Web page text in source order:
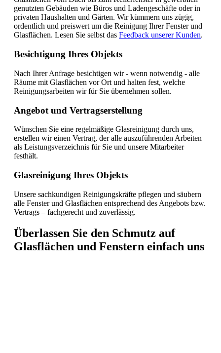
genutzten Gebäuden wie Büros und Ladengeschäfte oder in
privaten Haushalten und Gärten. Wir kümmern uns zügig,
ordentlich und preiswert um die Reinigung Ihrer Fenster und
Glasflächen. Lesen Sie selbst das Feedback unserer Kunden.
Besichtigung Ihres Objekts
Nach Ihrer Anfrage besichtigen wir - wenn notwendig - alle
Räume mit Glasflächen vor Ort und halten fest, welche
Reinigungsarbeiten wir für Sie übernehmen sollen.
Angebot und Vertragserstellung
Wünschen Sie eine regelmäßige Glasreinigung durch uns,
erstellen wir einen Vertrag, der alle auszuführenden Arbeiten
als Leistungsverzeichnis für Sie und unsere Mitarbeiter
festhält.
Glasreinigung Ihres Objekts
Unsere sachkundigen Reinigungskräfte pflegen und säubern
alle Fenster und Glasflächen entsprechend des Angebots bzw.
Vertrags – fachgerecht und zuverlässig.
Überlassen Sie den Schmutz auf
Glasflächen und Fenstern einfach uns